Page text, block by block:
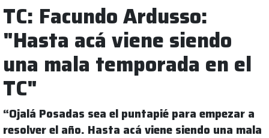
TC: Facundo Ardusso:
"Hasta acá viene siendo
una mala temporada en el
TC"
“Ojalá Posadas sea el puntapié para empezar a
resolver el año. Hasta acá viene siendo una mala